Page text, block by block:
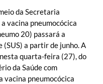
da Secretaria
vacina pneumocócica
20) passará a
(SUS) a partir de junho. A
quarta-feira (27), do
da Saúde com
vacina pneumocócica